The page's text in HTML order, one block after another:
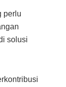
perlu
solusi